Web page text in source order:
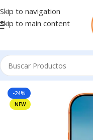
Skip to navigation
Skip to main content
Inicio/Celulares/IPHONE
-24%
NEW